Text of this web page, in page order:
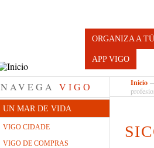
Turismo de
ORGANIZA A
APP VIGO
NAVEGA VIGO
UN MAR DE VIDA
VIGO CIDADE
VIGO DE COMPRAS
Inicio